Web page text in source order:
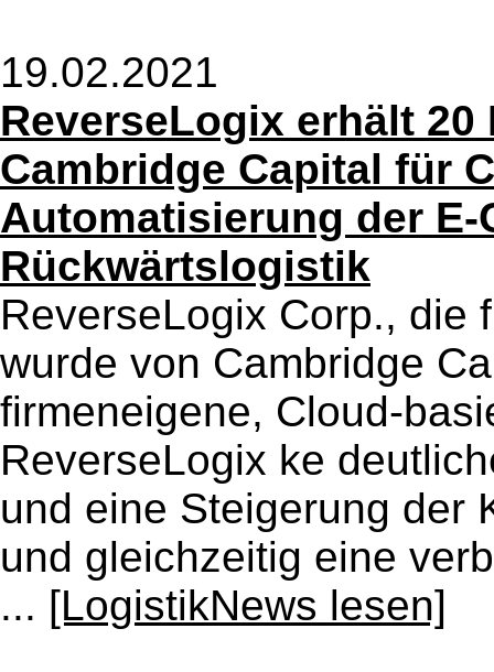
19.02.2021
ReverseLogix erhält
Cambridge Capital für
Automatisierung der E-
Rückwärtslogistik
ReverseLogix Corp., die
wurde von Cambridge
firmeneigene, Cloud-
ReverseLogix ke
und eine Steigerung der
und gleichzeitig eine
... [LogistikNews lesen]